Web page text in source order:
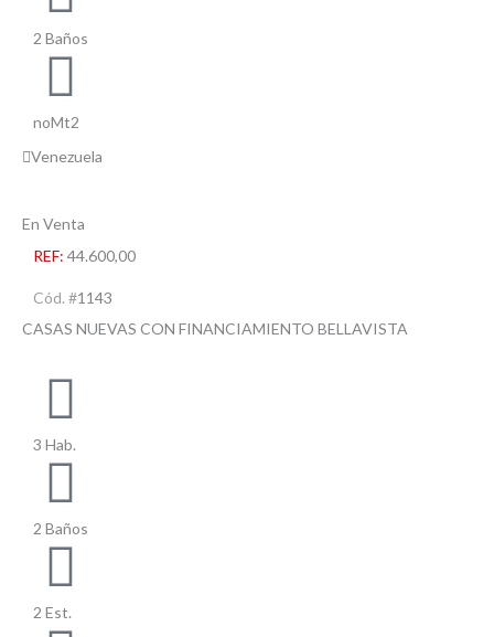
2 Baños
noMt2
Venezuela
En Venta
REF: 44.600,00
Cód. #1143
CASAS NUEVAS CON FINANCIAMIENTO BELLAVISTA
3 Hab.
2 Baños
2 Est.